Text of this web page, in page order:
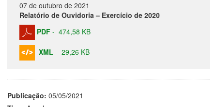
07 de outubro de 2021
Relatório de Ouvidoria – Exercício de 2020
PDF - 474,58 KB
XML - 29,26 KB
Publicação: 05/05/2021